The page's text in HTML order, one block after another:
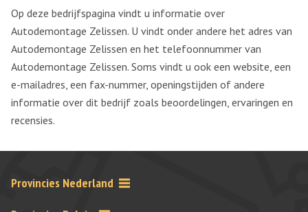
Op deze bedrijfspagina vindt u informatie over
Autodemontage Zelissen. U vindt onder andere het adres van
Autodemontage Zelissen en het telefoonnummer van
Autodemontage Zelissen. Soms vindt u ook een website, een
e-mailadres, een fax-nummer, openingstijden of andere
informatie over dit bedrijf zoals beoordelingen, ervaringen en
recensies.
Provincies Nederland